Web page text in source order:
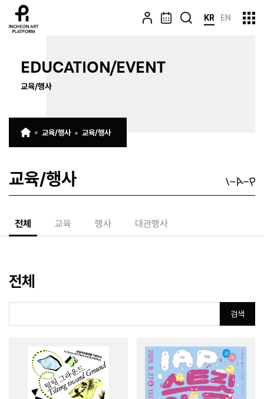
KR EN
EDUCATION/EVENT
교육/행사
교육/행사 교육/행사
교육/행사
전체 교육 행사 대관행사
전체
검색